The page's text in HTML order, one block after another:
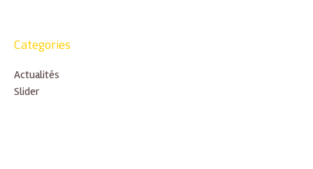
Categories
Actualités
Slider